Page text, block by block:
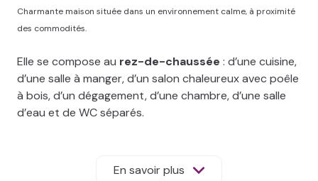
Charmante maison située dans un environnement calme, à proximité
des commodités.
Elle se compose au rez-de-chaussée : d’une cuisine,
d’une salle à manger, d’un salon chaleureux avec poêle
à bois, d’un dégagement, d’une chambre, d’une salle
d’eau et de WC séparés.
et d’une
pièce indépendante
En savoir plus